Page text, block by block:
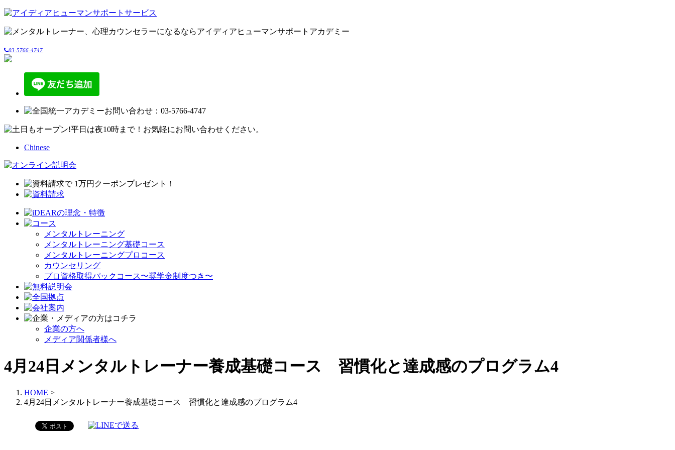
03-5766-4747
Chinese
メンタルトレーニング
メンタルトレーニング基礎コース
メンタルトレーニングプロコース
カウンセリング
プロ資格取得パックコース〜奨学金制度つき〜
企業の方へ
メディア関係者様へ
4月24日メンタルトレーナー養成基礎コース 習慣化と達成感のプログラム4
HOME >
4月24日メンタルトレーナー養成基礎コース 習慣化と達成感のプログラム4